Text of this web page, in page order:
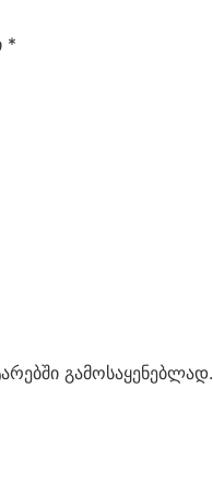
*
გამოსაყენებლად.